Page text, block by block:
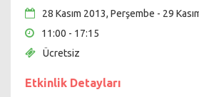
28 Kasım 2013, Perşembe - 29
11:00 - 17:15
Ücretsiz
Etkinlik Detayları